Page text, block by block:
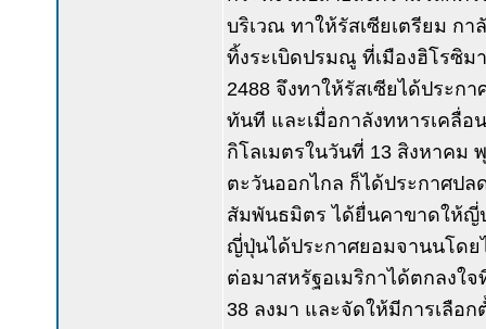
บริเวณ ทาให้รัสเซียเตรียม ก
ทิ้งระเบิดปรมณู ที่เมืองฮิโรซิม
2488 จึงทาให้รัสเซียได้ประก
ทันที และเมื่อกาลังทหารเคลื่อ
กิโลเมตรในวันที่ 13 สิงหาคม
ตะวันออกไกล ก็ได้ประกาศป
สัมพันธมิตร ได้ยื่นคาขาดให้ญี่
ญี่ปุ่นได้ประกาศยอมจานนโดย
ต่อมาสหรัฐอเมริกาได้ตกลงใ
38 ลงมา และจัดให้มีการเลือ